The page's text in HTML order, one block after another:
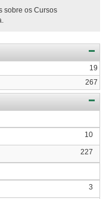
sobre os Cursos
19
267
10
227
3